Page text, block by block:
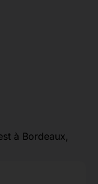
à Bordeaux,